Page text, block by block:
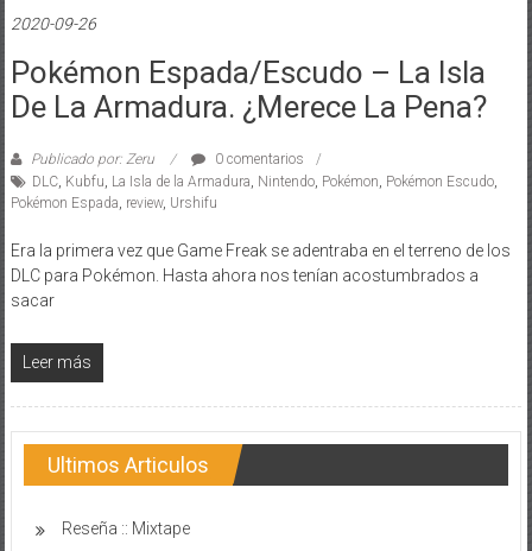
2020-09-26
Pokémon Espada/Escudo – La Isla
De La Armadura. ¿Merece La Pena?
Publicado por: Zeru
0 comentarios
DLC, Kubfu, La Isla de la Armadura, Nintendo, Pokémon, Pokémon Escudo,
Pokémon Espada, review, Urshifu
Era la primera vez que Game Freak se adentraba en el terreno de los
DLC para Pokémon. Hasta ahora nos tenían acostumbrados a
sacar
Leer más
Ultimos Articulos
Reseña :: Mixtape